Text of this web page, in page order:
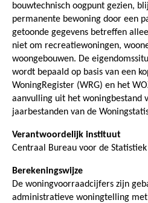
bouwtechnisch oogpunt gezien,
permanente bewoning door een
getoonde gegevens betreffen
niet om recreatiewoningen,
woongebouwen. De
wordt bepaald op basis van een
WoningRegister (WRG) en het
aanvulling uit het woningbestand
jaarbestanden van de
Verantwoordelijk instituut
Centraal Bureau voor de Statistiek
Berekeningswijze
De woningvoorraadcijfers zijn
administratieve woningtelling